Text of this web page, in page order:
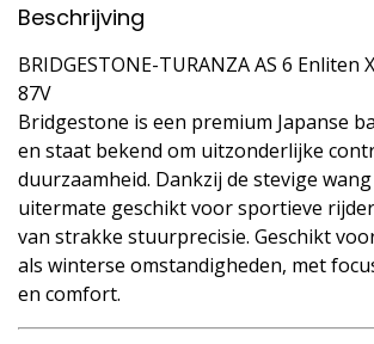
Beschrijving
BRIDGESTONE-TURANZA AS 6 Enliten
87V
Bridgestone is een premium Japanse
en staat bekend om uitzonderlijke
duurzaamheid. Dankzij de stevige
uitermate geschikt voor sportieve
van strakke stuurprecisie. Geschikt
als winterse omstandigheden, met
en comfort.